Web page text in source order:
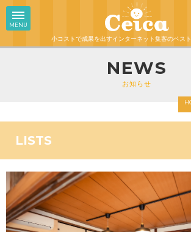
小コストで成果を出すインターネット集客のベス
MENU
NEWS
お知らせ
LISTS